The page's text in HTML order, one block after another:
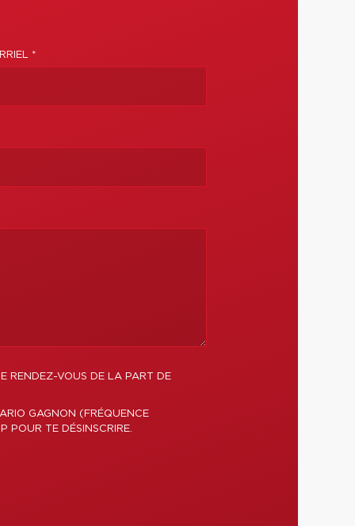
*
RENDEZ-VOUS DE LA PART DE
GAGNON (FRÉQUENCE
POUR TE DÉSINSCRIRE.